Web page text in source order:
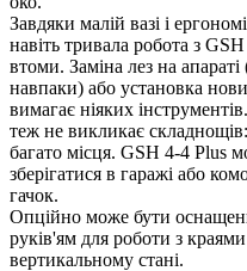
Завдяки малій вазі і
навіть тривала робота з
втоми. Заміна лез на
навпаки) або установка
вимагає ніяких
теж не викликає
багато місця. GSH 4-4 Plus
зберігатися в гаражі або
гачок.
Опційно може бути
руків'ям для роботи з краями
вертикальному стані.